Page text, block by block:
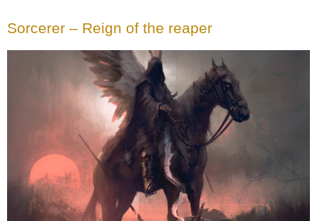
Sorcerer – Reign of the reaper